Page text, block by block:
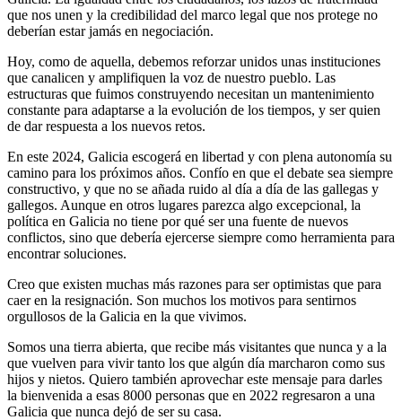
que nos unen y la credibilidad del marco legal que nos protege no
deberían estar jamás en negociación.
Hoy, como de aquella, debemos reforzar unidos unas instituciones
que canalicen y amplifiquen la voz de nuestro pueblo. Las
estructuras que fuimos construyendo necesitan un mantenimiento
constante para adaptarse a la evolución de los tiempos, y ser quien
de dar respuesta a los nuevos retos.
En este 2024, Galicia escogerá en libertad y con plena autonomía su
camino para los próximos años. Confío en que el debate sea siempre
constructivo, y que no se añada ruido al día a día de las gallegas y
gallegos. Aunque en otros lugares parezca algo excepcional, la
política en Galicia no tiene por qué ser una fuente de nuevos
conflictos, sino que debería ejercerse siempre como herramienta para
encontrar soluciones.
Creo que existen muchas más razones para ser optimistas que para
caer en la resignación. Son muchos los motivos para sentirnos
orgullosos de la Galicia en la que vivimos.
Somos una tierra abierta, que recibe más visitantes que nunca y a la
que vuelven para vivir tanto los que algún día marcharon como sus
hijos y nietos. Quiero también aprovechar este mensaje para darles
la bienvenida a esas 8000 personas que en 2022 regresaron a una
Galicia que nunca dejó de ser su casa.